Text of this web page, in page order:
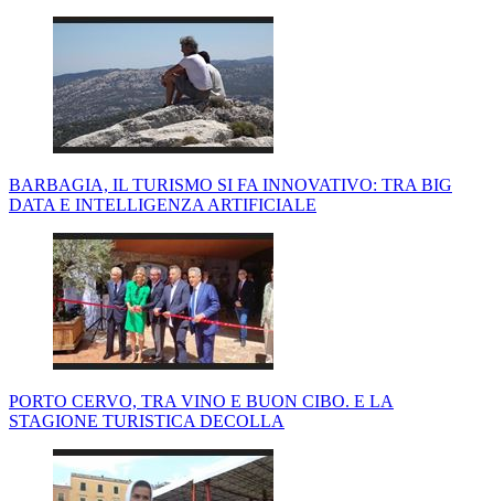
BARBAGIA, IL TURISMO SI FA INNOVATIVO: TRA BIG
DATA E INTELLIGENZA ARTIFICIALE
PORTO CERVO, TRA VINO E BUON CIBO. E LA
STAGIONE TURISTICA DECOLLA